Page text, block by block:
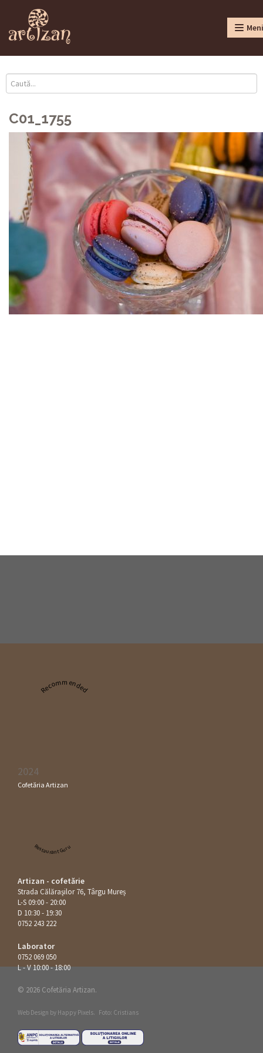
C01_1755
Recommended
2024
Cofetăria Artizan
Restaurant Guru
Artizan - cofetărie
Strada Călăraşilor 76, Târgu Mureș
L-S 09:00 - 20:00
D 10:30 - 19:30
0752 243 222
Laborator
0752 069 050
L - V 10:00 - 18:00
© 2026 Cofetăria Artizan.
Web Design by Happy Pixels. Foto: Cristians